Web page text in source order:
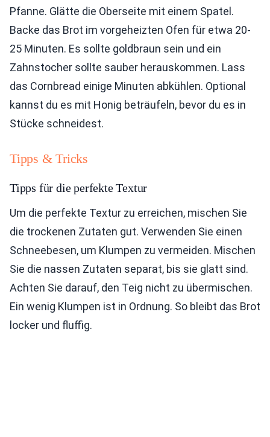
Pfanne. Glätte die Oberseite mit einem Spatel.
Backe das Brot im vorgeheizten Ofen für etwa 20-
25 Minuten. Es sollte goldbraun sein und ein
Zahnstocher sollte sauber herauskommen. Lass
das Cornbread einige Minuten abkühlen. Optional
kannst du es mit Honig beträufeln, bevor du es in
Stücke schneidest.
Tipps & Tricks
Tipps für die perfekte Textur
Um die perfekte Textur zu erreichen, mischen Sie
die trockenen Zutaten gut. Verwenden Sie einen
Schneebesen, um Klumpen zu vermeiden. Mischen
Sie die nassen Zutaten separat, bis sie glatt sind.
Achten Sie darauf, den Teig nicht zu übermischen.
Ein wenig Klumpen ist in Ordnung. So bleibt das Brot
locker und fluffig.